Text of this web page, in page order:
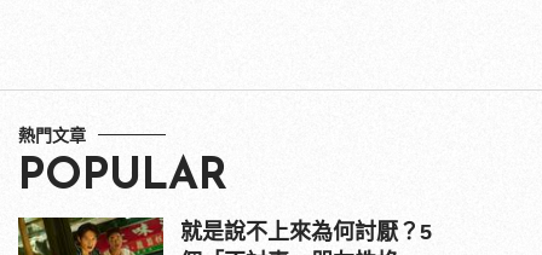
熱門文章
POPULAR
就是說不上來為何討厭？5